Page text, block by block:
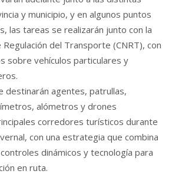
y municipio, y en algunos puntos
las tareas se realizarán junto con la
Regulación del Transporte (CNRT), con
sobre vehículos particulares y
destinarán agentes, patrullas,
alómetros y drones
corredores turísticos durante
con una estrategia que combina
dinámicos y tecnología para
en ruta.